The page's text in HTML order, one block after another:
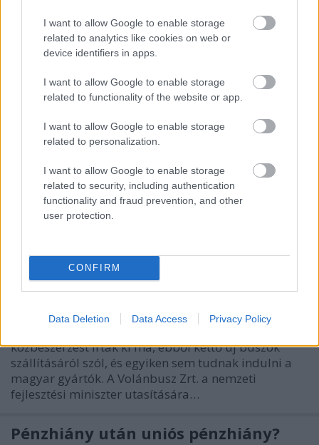
I want to allow Google to enable storage
related to analytics like cookies on web or
device identifiers in apps.
I want to allow Google to enable storage
related to functionality of the website or app.
I want to allow Google to enable storage
related to personalization.
I want to allow Google to enable storage
related to security, including authentication
functionality and fraud prevention, and other
user protection.
CONFIRM
Data Deletion Data Access Privacy Policy
Ilyen lesz az új szegedi Ikarus troli
• 2013. március 23.
Nemrég kezdték meg a tizenhárom darabos szegedi
Ikarus-Škoda troli flotta gyártását
Székesfehérváron. Az első kocsinak még csak a
vázszerkezete állt össze, így mi egyelőre csak a
látványtervekre hagyatkozhatunk. A kocsi
vázszerkezete erősen emlékeztet a…
agglomerációba?
_zahnrad•2013. január 02.
A korábbi ígéreteknek megfelelően elindultak az új,
közbeszerzést írtak ki ma, ebből kettő új buszok
szállításáról szól, és egyiken sem tudnak indulni a
magyar gyártók. A Volánbusz Zrt. a nemzeti
fejlesztési miniszter utasítására…
Pénzhiány után uniós pénzhiány?